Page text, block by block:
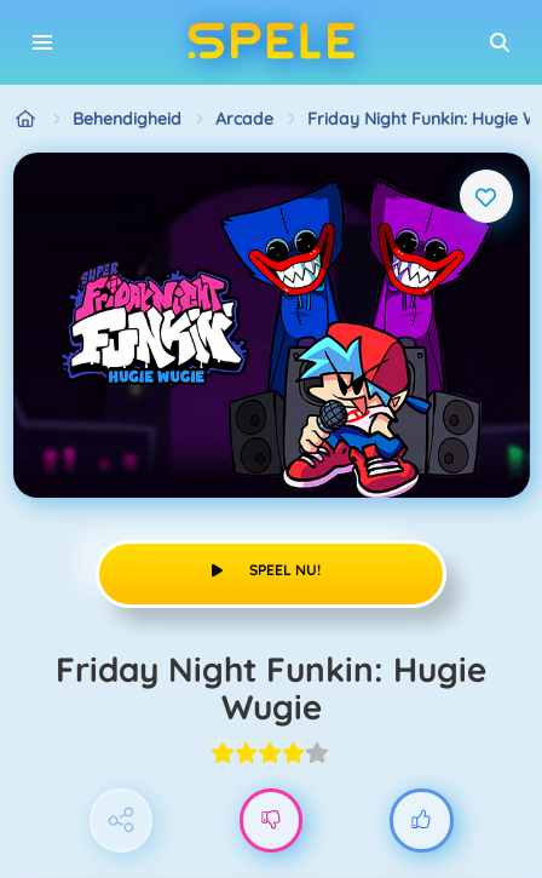
Behendigheid Arcade Friday Night Funkin: Hugie
SPEEL NU!
Friday Night Funkin: Hugie
Wugie